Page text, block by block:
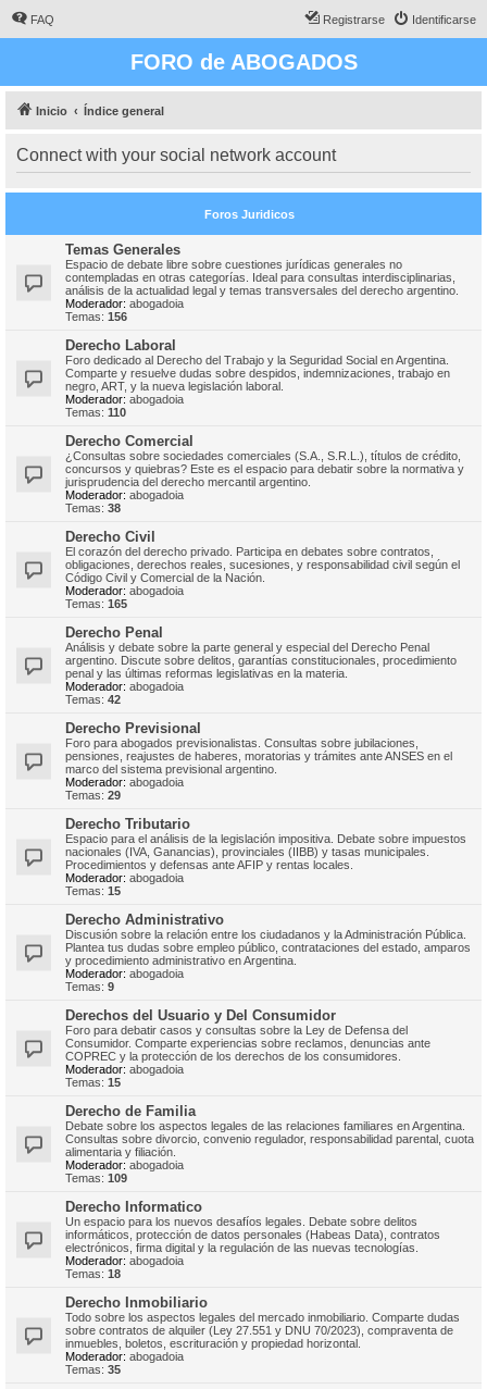
FAQ Identificarse
Registrarse
FORO de ABOGADOS
Inicio Índice general
Connect with your social network account
Foros Juridicos
Temas Generales
Espacio de debate libre sobre cuestiones jurídicas generales no
contempladas en otras categorías. Ideal para consultas interdisciplinarias,
análisis de la actualidad legal y temas transversales del derecho argentino.
Moderador: abogadoia
Temas: 156
Derecho Laboral
Foro dedicado al Derecho del Trabajo y la Seguridad Social en Argentina.
Comparte y resuelve dudas sobre despidos, indemnizaciones, trabajo en
negro, ART, y la nueva legislación laboral.
Moderador: abogadoia
Temas: 110
Derecho Comercial
¿Consultas sobre sociedades comerciales (S.A., S.R.L.), títulos de crédito,
concursos y quiebras? Este es el espacio para debatir sobre la normativa y
jurisprudencia del derecho mercantil argentino.
Moderador: abogadoia
Temas: 38
Derecho Civil
El corazón del derecho privado. Participa en debates sobre contratos,
obligaciones, derechos reales, sucesiones, y responsabilidad civil según el
Código Civil y Comercial de la Nación.
Moderador: abogadoia
Temas: 165
Derecho Penal
Análisis y debate sobre la parte general y especial del Derecho Penal
argentino. Discute sobre delitos, garantías constitucionales, procedimiento
penal y las últimas reformas legislativas en la materia.
Moderador: abogadoia
Temas: 42
Derecho Previsional
Foro para abogados previsionalistas. Consultas sobre jubilaciones,
pensiones, reajustes de haberes, moratorias y trámites ante ANSES en el
marco del sistema previsional argentino.
Moderador: abogadoia
Temas: 29
Derecho Tributario
Espacio para el análisis de la legislación impositiva. Debate sobre impuestos
nacionales (IVA, Ganancias), provinciales (IIBB) y tasas municipales.
Procedimientos y defensas ante AFIP y rentas locales.
Moderador: abogadoia
Temas: 15
Derecho Administrativo
Discusión sobre la relación entre los ciudadanos y la Administración Pública.
Plantea tus dudas sobre empleo público, contrataciones del estado, amparos
y procedimiento administrativo en Argentina.
Moderador: abogadoia
Temas: 9
Derechos del Usuario y Del Consumidor
Foro para debatir casos y consultas sobre la Ley de Defensa del
Consumidor. Comparte experiencias sobre reclamos, denuncias ante
COPREC y la protección de los derechos de los consumidores.
Moderador: abogadoia
Temas: 15
Derecho de Familia
Debate sobre los aspectos legales de las relaciones familiares en Argentina.
Consultas sobre divorcio, convenio regulador, responsabilidad parental, cuota
alimentaria y filiación.
Moderador: abogadoia
Temas: 109
Derecho Informatico
Un espacio para los nuevos desafíos legales. Debate sobre delitos
informáticos, protección de datos personales (Habeas Data), contratos
electrónicos, firma digital y la regulación de las nuevas tecnologías.
Moderador: abogadoia
Temas: 18
Derecho Inmobiliario
Todo sobre los aspectos legales del mercado inmobiliario. Comparte dudas
sobre contratos de alquiler (Ley 27.551 y DNU 70/2023), compraventa de
inmuebles, boletos, escrituración y propiedad horizontal.
Moderador: abogadoia
Temas: 35